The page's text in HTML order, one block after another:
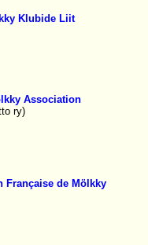
Klubide Liit
Association
ry)
Française de Mölkky